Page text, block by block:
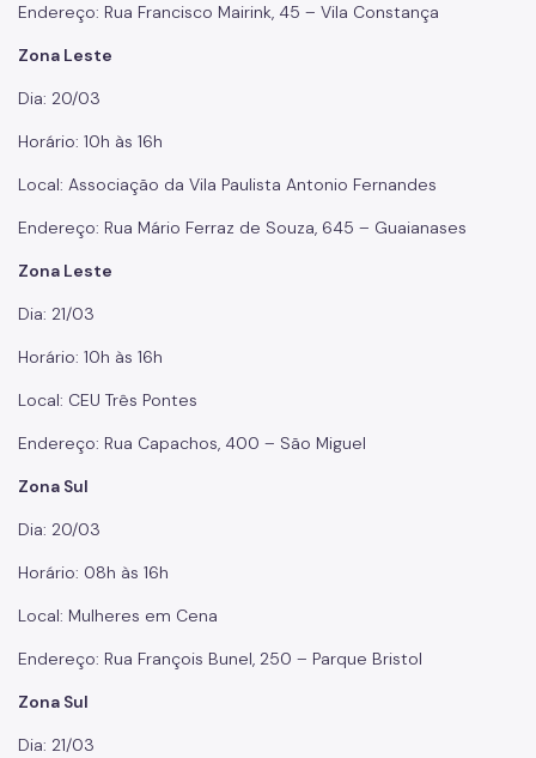
Endereço: Rua Francisco Mairink, 45 – Vila Constança
Zona Leste
Dia: 20/03
Horário: 10h às 16h
Local: Associação da Vila Paulista Antonio Fernandes
Endereço: Rua Mário Ferraz de Souza, 645 – Guaianases
Zona Leste
Dia: 21/03
Horário: 10h às 16h
Local: CEU Três Pontes
Endereço: Rua Capachos, 400 – São Miguel
Zona Sul
Dia: 20/03
Horário: 08h às 16h
Local: Mulheres em Cena
Endereço: Rua François Bunel, 250 – Parque Bristol
Zona Sul
Dia: 21/03